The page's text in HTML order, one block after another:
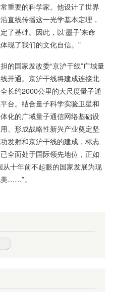
重要的科学家。他设计了世界
直线传播这一光学基本定理，
了基础。因此，以‘墨子’来命
现了我们的文化自信。”
的国家发改委“京沪干线”广域量
开通。京沪干线将建成连接北
长约2000公里的大尺度量子通
台。结合量子科学实验卫星和
化的广域量子通信网络基础设
、形成战略性新兴产业奠定坚
发射和京沪干线的建成，标志
全面处于国际领先地位，正如
十年前不起眼的国家发展为现
……”。